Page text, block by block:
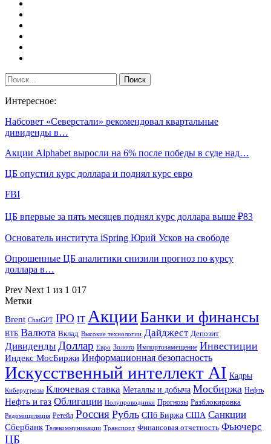
Интересное:
Набсовет «Северстали» рекомендовал квартальные
дивиденды в…
Акции Alphabet выросли на 6% после победы в суде над…
ЦБ опустил курс доллара и поднял курс евро
FBI
ЦБ впервые за пять месяцев поднял курс доллара выше ₽83
Основатель института iSpring Юрий Усков на свободе
Опрошенные ЦБ аналитики снизили прогноз по курсу
доллара в…
Prev Next 1 из 1 017
Метки
Brent ChatGPT IPO IT АкцииБанки и финансы
ВТБ Валюта Вклад Высокие технологии Дайджест Депозит
Дивиденды Доллар Евро Золото Импортозамещение Инвестиции
Индекс МосБиржи Информационная безопасность
Искусственный интеллект AI Кадры
Киберугрозы Ключевая ставка Металлы и добыча Мосбиржа Нефть
Нефть и газ Облигации Полупроводники Прогнозы Разблокировка
Редомициляция Ретейл Россия Рубль СПб Биржа США Санкции
Сбербанк Телекоммуникации Транспорт Финансовая отчетность Фьючерс
ЦБ